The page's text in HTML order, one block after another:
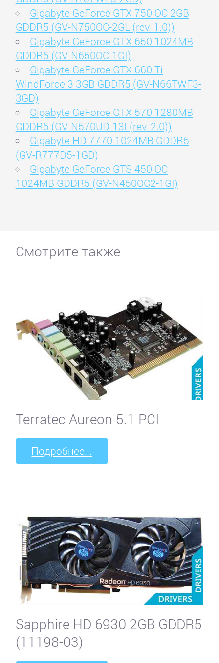
Gigabyte GeForce GTX 750 OC 2GB
GDDR5 (GV-N750OC-2GL (rev. 1.0))
Gigabyte GeForce GTX 650 1024MB
GDDR5 (GV-N650OC-1GI)
Gigabyte GeForce GTX 660 Ti
WindForce 3 3GB GDDR5 (GV-N66TWF3-
3GD)
Gigabyte GeForce GTX 570 1280MB
GDDR5 (GV-N570UD-13I (rev. 2.0))
Gigabyte HD 7770 1024MB GDDR5
(GV-R777D5-1GD)
Gigabyte GeForce GTS 450 OC
1024MB GDDR5 (GV-N450OC2-1GI)
Смотрите также
Terratec Aureon 5.1 PCI
Подробнее...
Sapphire HD 6930 2GB GDDR5
(11198-03)